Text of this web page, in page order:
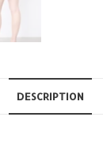
DESCRIPTION